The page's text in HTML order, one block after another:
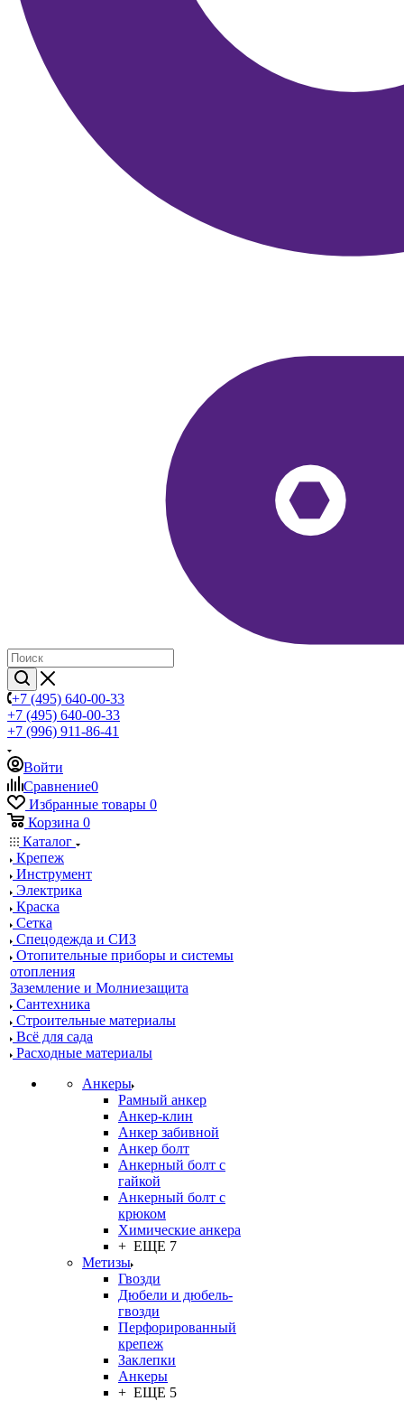
+7 (495) 640-00-33
+7 (495) 640-00-33
+7 (996) 911-86-41
Войти
Сравнение0
Избранные товары 0
Корзина 0
Каталог
Крепеж
Инструмент
Электрика
Краска
Сетка
Спецодежда и СИЗ
Отопительные приборы и системы
отопления
Заземление и Молниезащита
Сантехника
Строительные материалы
Всё для сада
Расходные материалы
Анкеры
Рамный анкер
Анкер-клин
Анкер забивной
Анкер болт
Анкерный болт с
гайкой
Анкерный болт с
крюком
Химические анкера
+ ЕЩЕ 7
Метизы
Гвозди
Дюбели и дюбель-
гвозди
Перфорированный
крепеж
Заклепки
Анкеры
+ ЕЩЕ 5